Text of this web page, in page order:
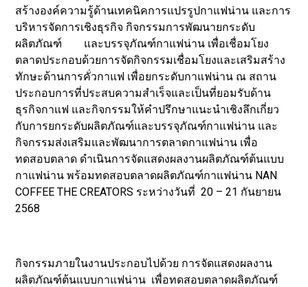
สร้างองค์ความรู้ด้านเทคนิคการแปรรูปกาแฟน่าน และการ
บริหารจัดการเชิงธุรกิจ กิจกรรมการพัฒนายกระดับ
ผลิตภัณฑ์ และบรรจุภัณฑ์กาแฟน่าน เพื่อเชื่อมโยง
ตลาดประกอบด้วยการจัดกิจกรรมเชื่อมโยงและเสริมสร้าง
ทักษะด้านการคั่วกาแฟ เพื่อยกระดับกาแฟน่าน ณ สถาน
ประกอบการที่ประสบความสำเร็จและเป็นที่ยอมรับด้าน
ธุรกิจกาแฟ และกิจกรรมให้คำปรึกษาแนะนำเชิงลึกเกี่ยว
กับการยกระดับผลิตภัณฑ์และบรรจุภัณฑ์กาแฟน่าน และ
กิจกรรมส่งเสริมและพัฒนาการตลาดกาแฟน่าน เพื่อ
ทดสอบตลาด ดำเนินการจัดแสดงผลงานผลิตภัณฑ์ต้นแบบ
กาแฟน่าน พร้อมทดสอบตลาดผลิตภัณฑ์กาแฟน่าน NAN
COFFEE THE CREATORS ระหว่างวันที่ 20 – 21 กันยายน
2568
กิจกรรมภายในงานประกอบไปด้วย การจัดแสดงผลงาน
ผลิตภัณฑ์ต้นแบบกาแฟน่าน เพื่อทดสอบตลาดผลิตภัณฑ์